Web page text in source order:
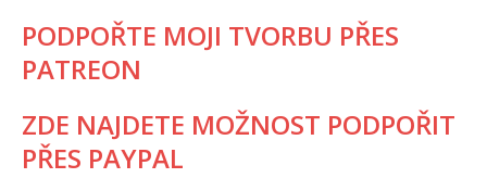
PODPOŘTE MOJI TVORBU PŘES
PATREON
ZDE NAJDETE MOŽNOST PODPOŘIT
PŘES PAYPAL